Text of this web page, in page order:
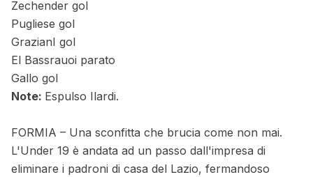
Zechender gol
Pugliese gol
GrazianI gol
El Bassrauoi parato
Gallo gol
Note: Espulso Ilardi.
FORMIA – Una sconfitta che brucia come non mai.
L'Under 19 è andata ad un passo dall'impresa di
eliminare i padroni di casa del Lazio, fermandoso